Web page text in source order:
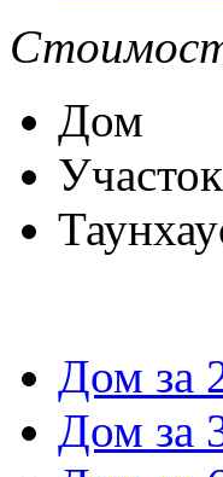
Дом
Участок
Дом за
Дом за